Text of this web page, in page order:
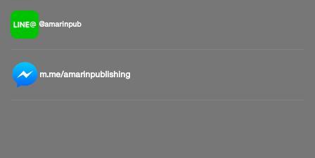
@amarinpub
m.me/amarinpublishing